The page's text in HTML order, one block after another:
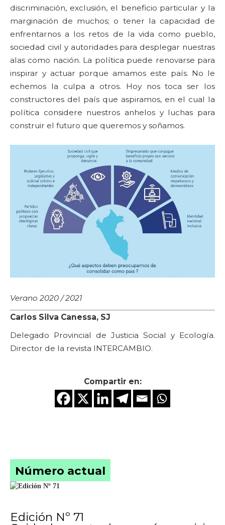
discriminación, exclusión, el beneficio particular y la
marginación de muchos; o tener la capacidad de
enfrentarnos a los retos de la vida como pueblo,
sociedad civil y autoridades para desplegar nuestras
alas como nación. La política puede renovarse para
inspirar y actuar porque amamos este país. No le
echemos la culpa a otros. Hoy nos toca ser los
constructores del país que aspiramos, en el cual la
política considere nuestros anhelos y luchas para
construir el futuro que queremos y soñamos.
Verano 2020 / 2021
Carlos Silva Canessa, SJ
Delegado Provincial de Justicia Social y Ecología.
Director de la revista INTERCAMBIO.
Compartir en:
Número actual
Edición Nº 71